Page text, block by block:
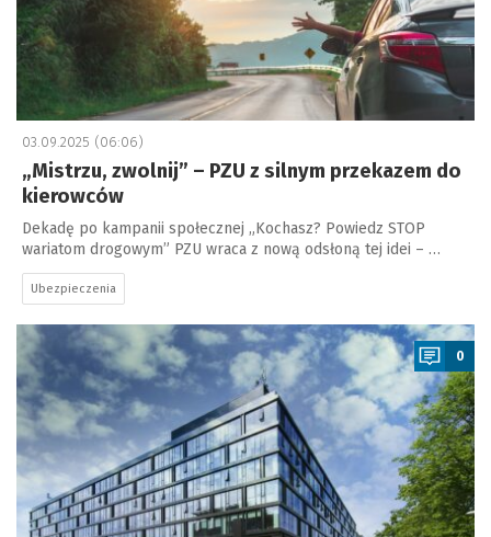
03.09.2025 (06:06)
„Mistrzu, zwolnij” – PZU z silnym przekazem do
kierowców
Dekadę po kampanii społecznej „Kochasz? Powiedz STOP
wariatom drogowym” PZU wraca z nową odsłoną tej idei – …
Ubezpieczenia
a
0